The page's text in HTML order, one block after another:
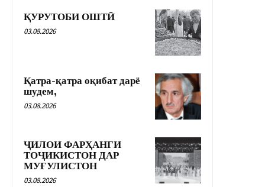
ҚУРУТОБИ ОШТӢ
03.08.2026
Қатра-қатра оқибат дарё
шудем,
03.08.2026
ҶИЛОИ ФАРҲАНГИ
ТОҶИКИСТОН ДАР
МУҒУЛИСТОН
03.08.2026